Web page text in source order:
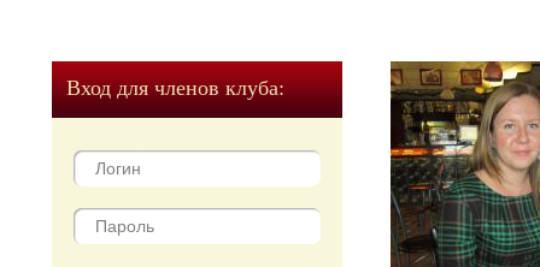
Вход для членов клуба: